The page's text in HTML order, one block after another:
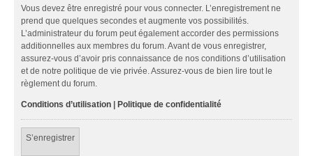
Vous devez être enregistré pour vous connecter. L’enregistrement ne
prend que quelques secondes et augmente vos possibilités.
L’administrateur du forum peut également accorder des permissions
additionnelles aux membres du forum. Avant de vous enregistrer,
assurez-vous d’avoir pris connaissance de nos conditions d’utilisation
et de notre politique de vie privée. Assurez-vous de bien lire tout le
règlement du forum.
Conditions d’utilisation | Politique de confidentialité
S’enregistrer